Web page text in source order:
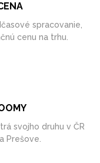
spracovanie,
cenu na trhu.
svojho druhu v ČR
Prešove.